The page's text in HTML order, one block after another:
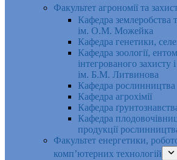
Факультет агрономії та
Кафедра землеробства
ім. О.М. Можейка
Кафедра генетики,
Кафедра зоології,
інтегрованого захисту
ім. Б.М. Литвинова
Кафедра рослинництва
Кафедра агрохімії
Кафедра
Кафедра
продукції
Факультет енергетики,
комп’ютерних технологій